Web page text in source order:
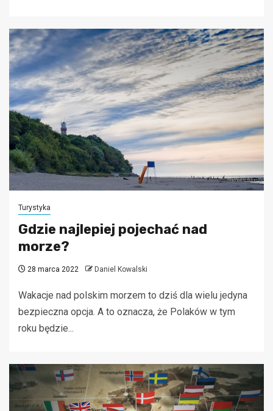
Turystyka
Gdzie najlepiej pojechać nad
morze?
28 marca 2022 Daniel Kowalski
Wakacje nad polskim morzem to dziś dla wielu jedyna
bezpieczna opcja. A to oznacza, że Polaków w tym
roku będzie...